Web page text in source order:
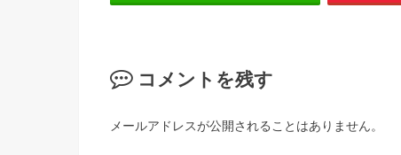
コメントを残す
メールアドレスが公開されることはありません。